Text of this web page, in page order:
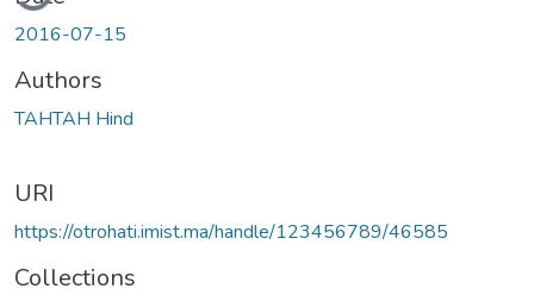
2016-07-15
Authors
TAHTAH Hind
URI
https://otrohati.imist.ma/handle/123456789/46585
Collections